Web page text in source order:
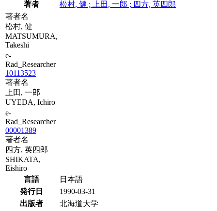
著者
松村, 健 ; 上田, 一郎 ; 四方, 英四郎
著者名
松村, 健
MATSUMURA,
Takeshi
e-
Rad_Researcher
10113523
著者名
上田, 一郎
UYEDA, Ichiro
e-
Rad_Researcher
00001389
著者名
四方, 英四郎
SHIKATA,
Eishiro
言語
日本語
発行日
1990-03-31
出版者
北海道大学